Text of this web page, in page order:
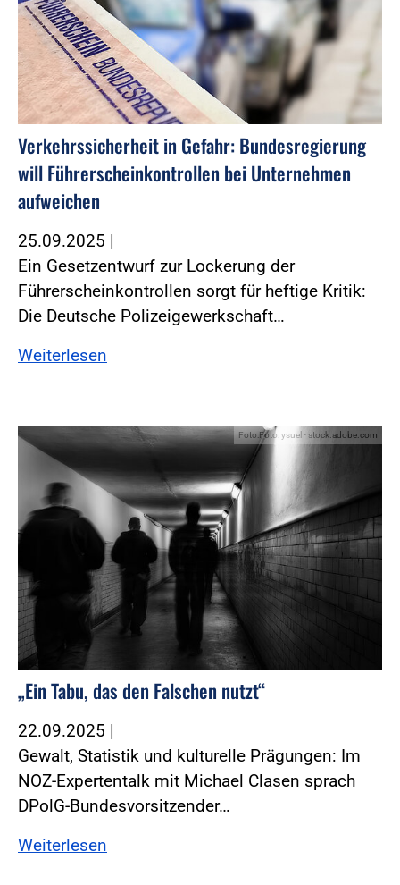
Verkehrssicherheit in Gefahr: Bundesregierung
will Führerscheinkontrollen bei Unternehmen
aufweichen
25.09.2025 |
Ein Gesetzentwurf zur Lockerung der
Führerscheinkontrollen sorgt für heftige Kritik:
Die Deutsche Polizeigewerkschaft…
Weiterlesen
Foto:Foto: ysuel - stock.adobe.com
„Ein Tabu, das den Falschen nutzt“
22.09.2025 |
Gewalt, Statistik und kulturelle Prägungen: Im
NOZ-Expertentalk mit Michael Clasen sprach
DPolG-Bundesvorsitzender…
Weiterlesen